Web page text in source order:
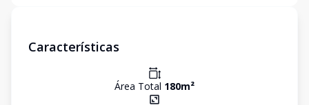
Características
Área Total 180m²